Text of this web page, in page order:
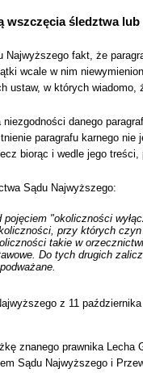
wszczęcia śledztwa lub
Najwyższego fakt, że
wcale w nim
ustaw, w których wiadomo,
danego
paragrafu karnego
biorąc i wedle jego treści,
Sądu Najwyższego:
"okoliczności
przy których czyn
takie w
Do tych drugich
z 11
znanego prawnika
Sądu Najwyższego i